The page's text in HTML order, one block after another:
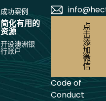
成功案例
简化有用的
资源
开设澳洲银
行账户
点
击
添
加
微
信
Code of
Conduct